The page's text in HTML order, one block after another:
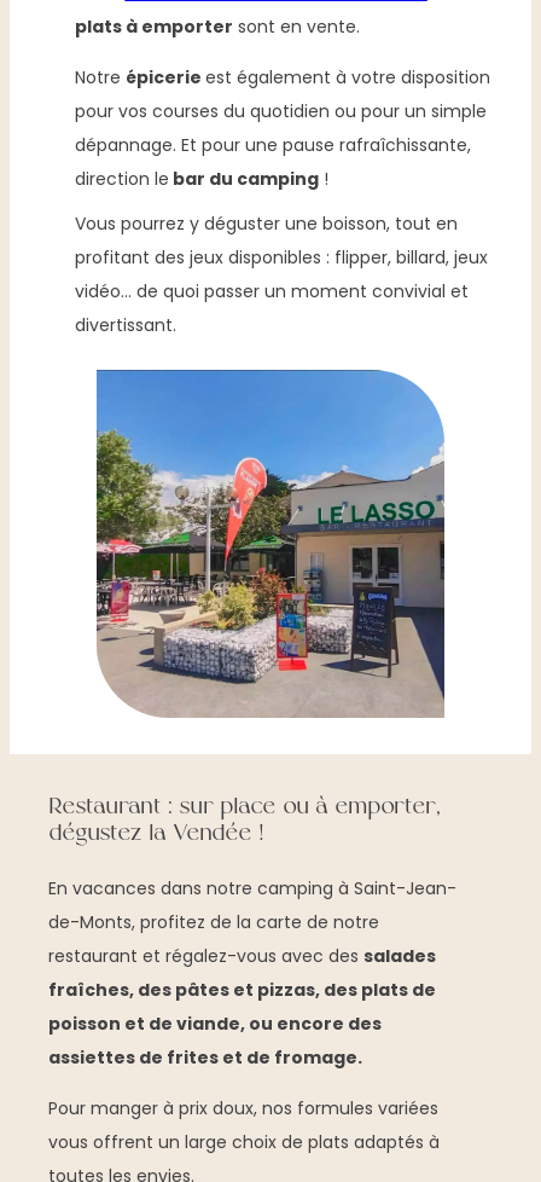
plats à emporter sont en vente.
Notre épicerieest également à votre disposition
pour vos courses du quotidien ou pour un simple
dépannage. Et pour une pause rafraîchissante,
direction le bar du camping !
Vous pourrez y déguster une boisson, tout en
profitant des jeux disponibles : flipper, billard, jeux
vidéo… de quoi passer un moment convivial et
divertissant.
Restaurant : sur place ou à emporter,
dégustez la Vendée !
En vacances dans notre camping à Saint-Jean-
de-Monts, profitez de la carte de notre
restaurant et régalez-vous avec des salades
fraîches, des pâtes et pizzas, des plats de
poisson et de viande, ou encore des
assiettes de frites et de fromage.
Pour manger à prix doux, nos formules variées
vous offrent un large choix de plats adaptés à
toutes les envies.